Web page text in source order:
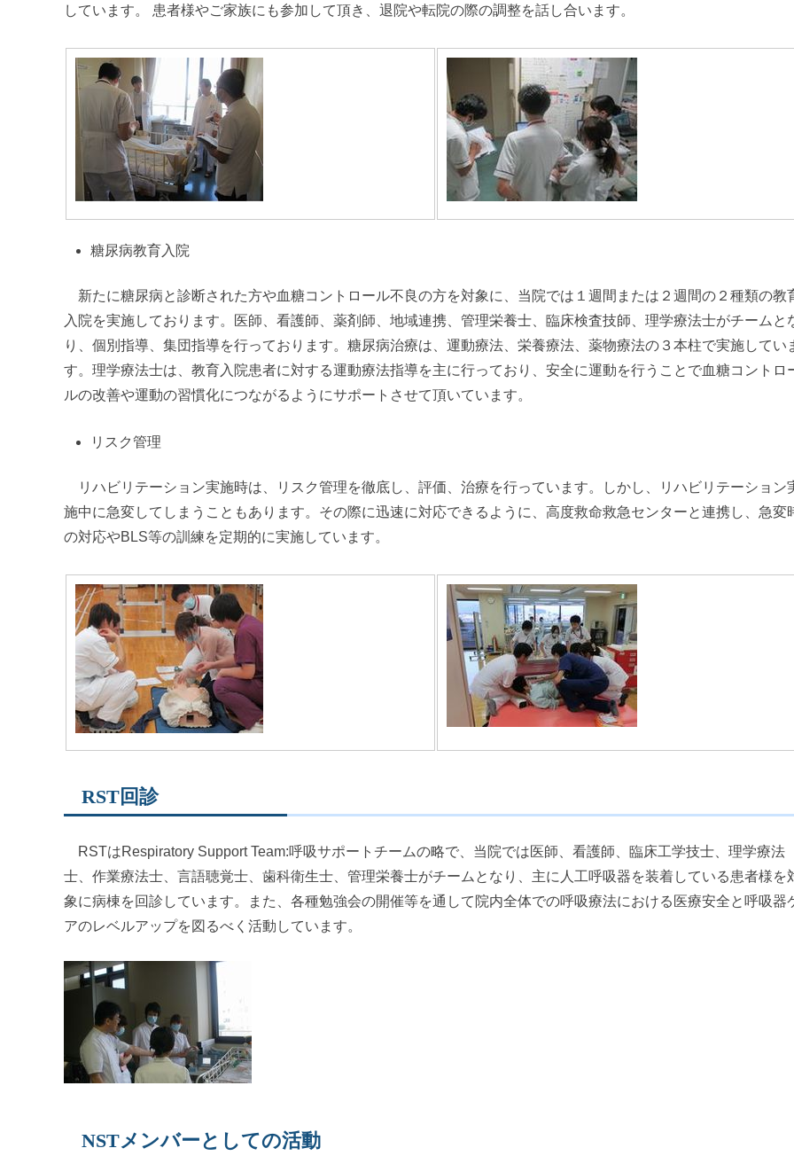
しています。 患者様やご家族にも参加して頂き、退院や転院の際の調整を話し合います。
糖尿病教育入院
新たに糖尿病と診断された方や血糖コントロール不良の方を対象に、当院では１週間または２週間の２種類の教
入院を実施しております。医師、看護師、薬剤師、地域連携、管理栄養士、臨床検査技師、理学療法士がチームと
り、個別指導、集団指導を行っております。糖尿病治療は、運動療法、栄養療法、薬物療法の３本柱で実施してい
す。理学療法士は、教育入院患者に対する運動療法指導を主に行っており、安全に運動を行うことで血糖コントロ
ルの改善や運動の習慣化につながるようにサポートさせて頂いています。
リスク管理
リハビリテーション実施時は、リスク管理を徹底し、評価、治療を行っています。しかし、リハビリテーション
施中に急変してしまうこともあります。その際に迅速に対応できるように、高度救命救急センターと連携し、急変
の対応やBLS等の訓練を定期的に実施しています。
RST回診
RSTはRespiratory Support Team:呼吸サポートチームの略で、当院では医師、看護師、臨床工学技士、理学療法
士、作業療法士、言語聴覚士、歯科衛生士、管理栄養士がチームとなり、主に人工呼吸器を装着している患者様を
象に病棟を回診しています。また、各種勉強会の開催等を通して院内全体での呼吸療法における医療安全と呼吸器
アのレベルアップを図るべく活動しています。
NSTメンバーとしての活動